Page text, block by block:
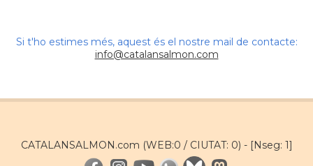
Si t'ho estimes més, aquest és el nostre mail de contacte:
info@catalansalmon.com
CATALANSALMON.com (WEB:0 / CIUTAT: 0) - [Nseg: 1]